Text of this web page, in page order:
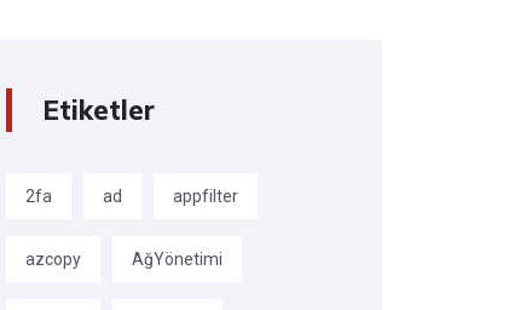
Etiketler
2fa ad appfilter
azcopy AğYönetimi